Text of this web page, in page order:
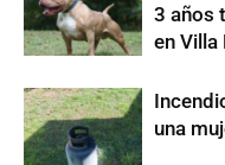
3 años
en Villa
una